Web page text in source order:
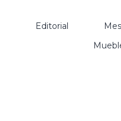
Editorial